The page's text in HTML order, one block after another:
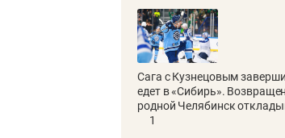
Сага с Кузнецовым
едет в «Сибирь».
родной Челябинск
1